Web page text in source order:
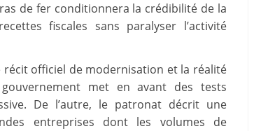
de fer conditionnera la crédibilité de la
fiscales sans paralyser l’activité
récit officiel de modernisation et la réalité
met en avant des tests
De l’autre, le patronat décrit une
entreprises dont les volumes de